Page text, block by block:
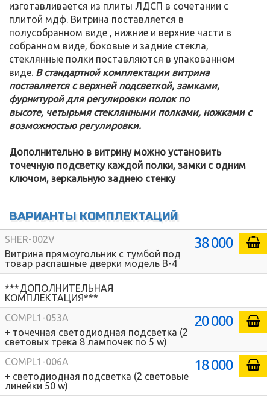
изготавливается из плиты ЛДСП в сочетании с
плитой мдф. Витрина поставляется в
полусобранном виде , нижние и верхние части в
собранном виде, боковые и задние стекла,
стеклянные полки поставляются в упакованном
виде. В стандартной комплектации витрина
поставляется с верхней подсветкой, замками,
фурнитурой для регулировки полок по
высоте, четырьмя стеклянными полками, ножками с
возможностью регулировки.
Дополнительно в витрину можно установить
точечную подсветку каждой полки, замки с одним
ключом, зеркальную заднею стенку
ВАРИАНТЫ КОМПЛЕКТАЦИЙ
SHER-002V
Витрина прямоугольник с тумбой под
товар распашные дверки модель В-4
38 000
***ДОПОЛНИТЕЛЬНАЯ
КОМПЛЕКТАЦИЯ***
COMPL1-053A
+ точечная светодиодная подсветка (2
световых трека 8 лампочек по 5 w)
20 000
COMPL1-006A
+ светодиодная подсветка (2 световые
линейки 50 w)
18 000